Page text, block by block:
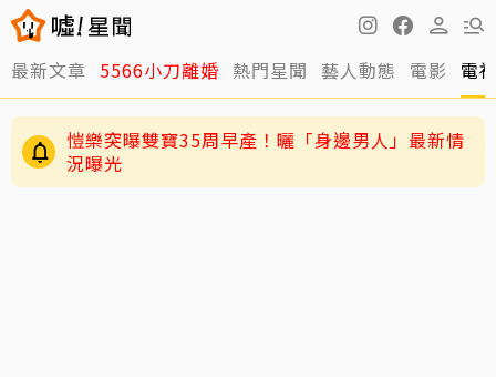
最新文章 5566小刀離婚 熱門星聞 藝人動態 電影 電
愷樂突曝雙寶35周早產！曬「身邊男人」最新情
況曝光